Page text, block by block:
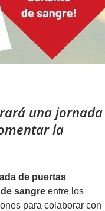
una jornada
la
de puertas
sangreentre los
para colaborar con